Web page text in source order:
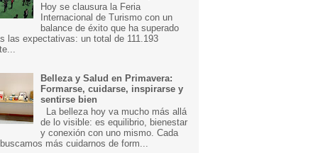
Hoy se clausura la Feria
Internacional de Turismo con un
balance de éxito que ha superado
las expectativas: un total de 111.193
Belleza y Salud en Primavera:
Formarse, cuidarse, inspirarse y
sentirse bien
La belleza hoy va mucho más allá
de lo visible: es equilibrio, bienestar
y conexión con uno mismo. Cada
más cuidarnos de form...